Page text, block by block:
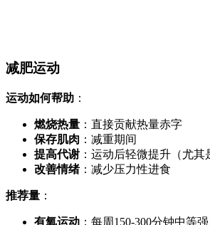
减肥运动
运动如何帮助 ：
燃烧热量 ：直接贡献热量赤字
保存肌肉 ：减重期间
提高代谢 ：运动后轻微提升（尤其
改善情绪：减少压力性进食
推荐量 ：
有氧运动 ：每周150-300分钟中等